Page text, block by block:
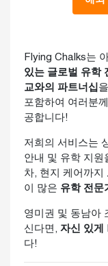
Flying Chalks는
있는 글로벌 유학
교와의 파트너십
포함하여 여러분께
공합니다!
저희의 서비스는
안내 및 유학 지원
차, 현지 케어까지
이 많은 유학 전문
영미권 및 동남아
신다면, 자신 있게
다!